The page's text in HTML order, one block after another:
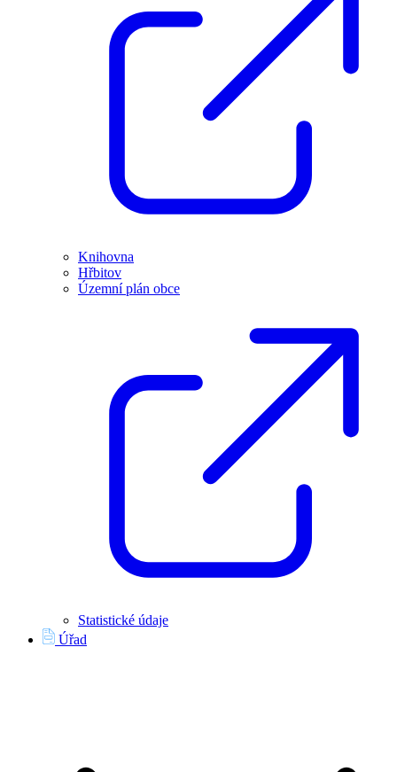
Knihovna
Hřbitov
Územní plán obce
Statistické údaje
Úřad